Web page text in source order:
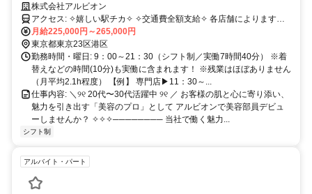
上休み｜月平均残業2.1h
株式会社アルビオン
アクセス: ✧嬉しい駅チカ✧ ✧交通費全額支給✧ 各店舗によります
が、 多くが百貨店や駅ビル内となります。
月給225,000円～265,000円
東京都東京23区港区
勤務時間・曜日: 9：00～21：30（シフト制／実働7時間40分） ※着
替えなどの時間(10分)も実働に含まれます！ ※残業はほぼありません
（月平均2.1h程度） 【例】 専門店▶11：30～...
仕事内容: ＼୨୧ 20代〜30代活躍中 ୨୧ ／ お客様の肌と心に寄り添い、
魅力を引き出す「美容のプロ」として アルビオンで美容部員デビュ
ーしませんか？ ✧✧✧──────── 当社で働く魅力...
シフト制
アルバイト・パート